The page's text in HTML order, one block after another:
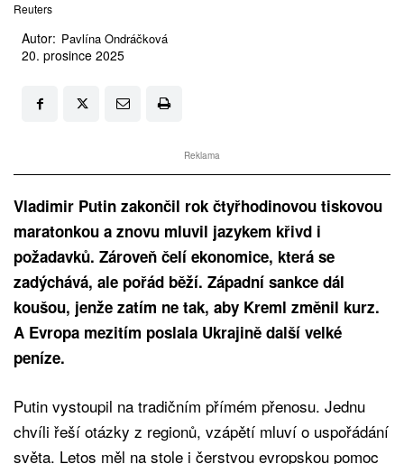
Reuters
Autor: Pavlína Ondráčková
20. prosince 2025
Reklama
Vladimir Putin zakončil rok čtyřhodinovou tiskovou
maratonkou a znovu mluvil jazykem křivd i
požadavků. Zároveň čelí ekonomice, která se
zadýchává, ale pořád běží. Západní sankce dál
koušou, jenže zatím ne tak, aby Kreml změnil kurz.
A Evropa mezitím poslala Ukrajině další velké
peníze.
Putin vystoupil na tradičním přímém přenosu. Jednu
chvíli řeší otázky z regionů, vzápětí mluví o uspořádání
světa. Letos měl na stole i čerstvou evropskou pomoc